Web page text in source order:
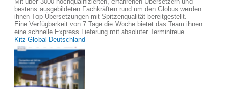
bestens ausgebildeten Fachkräften rund um den Globus werden
ihnen Top-Übersetzungen mit Spitzenqualität bereitgestellt.
Eine Verfügbarkeit von 7 Tage die Woche bietet das Team ihnen
eine schnelle Express Lieferung mit absoluter Termintreue.
Kitz Global Deutschland